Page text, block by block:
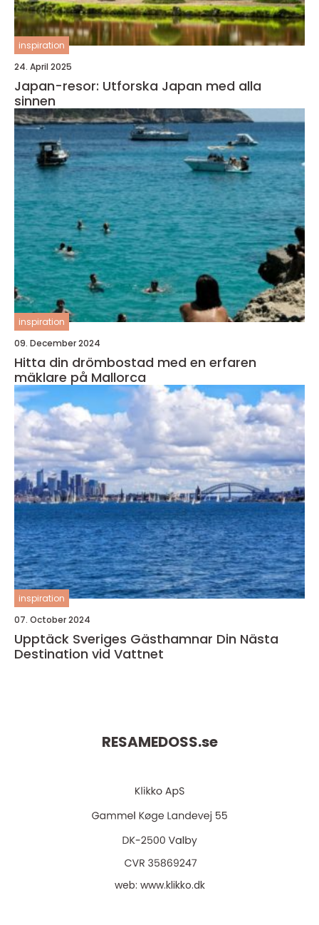
inspiration
24. April 2025
Japan-resor: Utforska Japan med alla
sinnen
inspiration
09. December 2024
Hitta din drömbostad med en erfaren
mäklare på Mallorca
inspiration
07. October 2024
Upptäck Sveriges Gästhamnar Din Nästa
Destination vid Vattnet
RESAMEDOSS.se
web: www.klikko.dk